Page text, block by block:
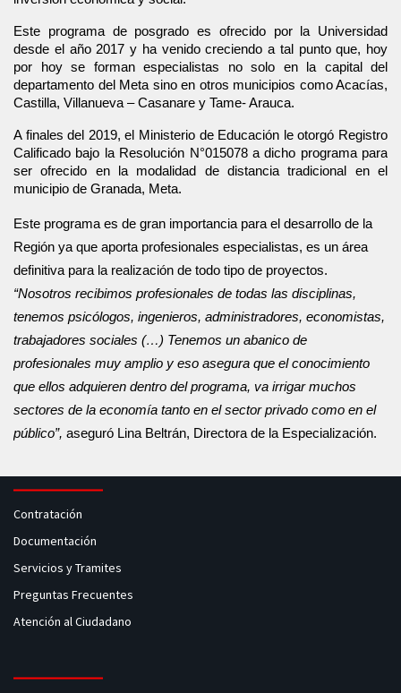
Este programa de posgrado es ofrecido por la Universidad
desde el año 2017 y ha venido creciendo a tal punto que, hoy
por hoy se forman especialistas no solo en la capital del
departamento del Meta sino en otros municipios como Acacías,
Castilla, Villanueva – Casanare y Tame- Arauca.
A finales del 2019, el Ministerio de Educación le otorgó Registro
Calificado bajo la Resolución N°015078 a dicho programa para
ser ofrecido en la modalidad de distancia tradicional en el
municipio de Granada, Meta.
Este programa es de gran importancia para el desarrollo de la
Región ya que aporta profesionales especialistas, es un área
“Nosotros recibimos profesionales de todas las disciplinas,
tenemos psicólogos, ingenieros, administradores, economistas,
trabajadores sociales (…) Tenemos un abanico de
profesionales muy amplio y eso asegura que el conocimiento
que ellos adquieren dentro del programa, va irrigar muchos
sectores de la economía tanto en el sector privado como en el
público”, aseguró Lina Beltrán, Directora de la Especialización.
Contratación
Documentación
Servicios y Tramites
Preguntas Frecuentes
Atención al Ciudadano